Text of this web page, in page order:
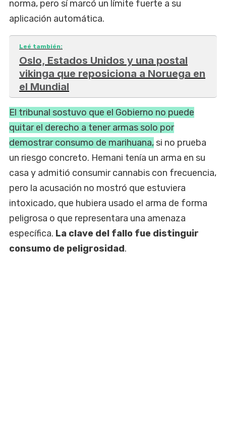
norma, pero sí marcó un límite fuerte a su
aplicación automática.
Leé también:
Oslo, Estados Unidos y una postal
vikinga que reposiciona a Noruega en
el Mundial
El tribunal sostuvo que el Gobierno no puede
quitar el derecho a tener armas solo por
demostrar consumo de marihuana, si no prueba
un riesgo concreto. Hemani tenía un arma en su
casa y admitió consumir cannabis con frecuencia,
pero la acusación no mostró que estuviera
intoxicado, que hubiera usado el arma de forma
peligrosa o que representara una amenaza
específica. La clave del fallo fue distinguir
consumo de peligrosidad.